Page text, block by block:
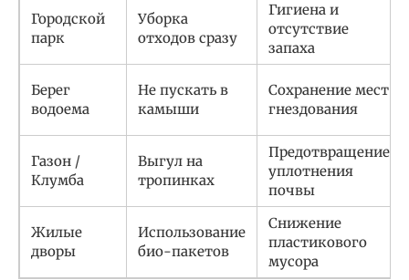
Городской
парк
Уборка
отходов сразу
Гигиена и
отсутствие
запаха
Берег
водоема
Не пускать в
камыши
Сохранение мест
гнездования
Газон /
Клумба
Выгул на
тропинках
Предотвращение
уплотнения
почвы
Жилые
дворы
Использование
био-пакетов
Снижение
пластикового
мусора